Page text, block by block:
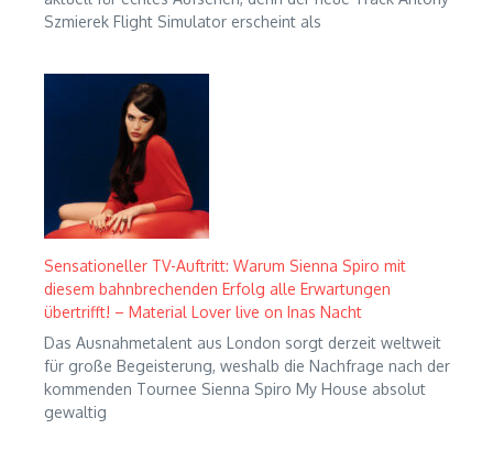
Szmierek Flight Simulator erscheint als
Sensationeller TV-Auftritt: Warum Sienna Spiro mit
diesem bahnbrechenden Erfolg alle Erwartungen
übertrifft! – Material Lover live on Inas Nacht
Das Ausnahmetalent aus London sorgt derzeit weltweit
für große Begeisterung, weshalb die Nachfrage nach der
kommenden Tournee Sienna Spiro My House absolut
gewaltig